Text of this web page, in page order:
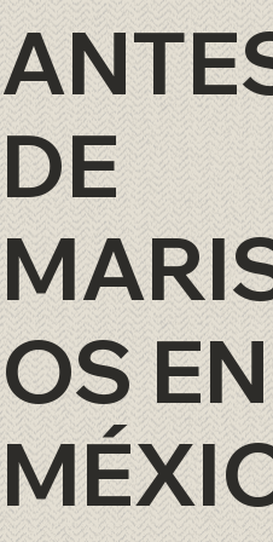
DE
OS EN